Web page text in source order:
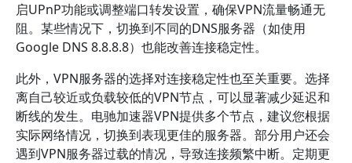
启UPnP功能或调整端口转发设置，确保VPN流量畅通无
阻。某些情况下，切换到不同的DNS服务器（如使用
Google DNS 8.8.8.8）也能改善连接稳定性。
此外，VPN服务器的选择对连接稳定性也至关重要。选择
离自己较近或负载较低的VPN节点，可以显著减少延迟和
断线的发生。电驰加速器VPN提供多个节点，建议您根据
实际网络情况，切换到表现更佳的服务器。部分用户还会
遇到VPN服务器过载的情况，导致连接频繁中断。定期更